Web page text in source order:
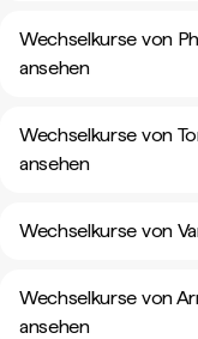
Wechselkurse von
ansehen
Wechselkurse von
ansehen
Wechselkurse von
Wechselkurse von
ansehen